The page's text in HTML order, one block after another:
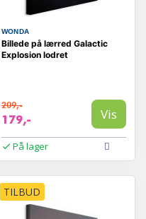
WONDA
Billede på lærred Galactic
Explosion lodret
209,-
179,- Vis
På lager
TILBUD